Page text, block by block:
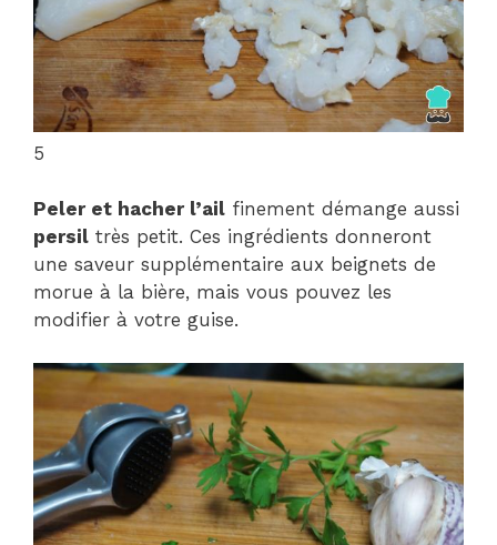
5
Peler et hacher l’ail finement démange aussi
persil très petit. Ces ingrédients donneront
une saveur supplémentaire aux beignets de
morue à la bière, mais vous pouvez les
modifier à votre guise.